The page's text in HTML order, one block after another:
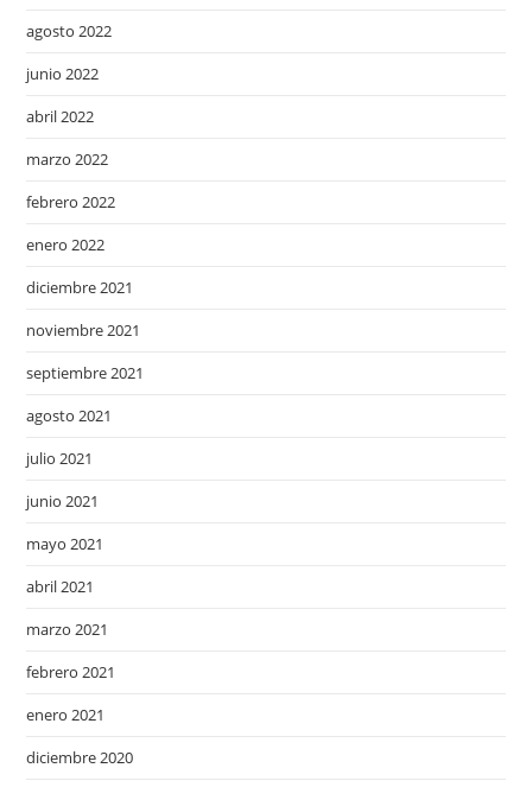
agosto 2022
junio 2022
abril 2022
marzo 2022
febrero 2022
enero 2022
diciembre 2021
noviembre 2021
septiembre 2021
agosto 2021
julio 2021
junio 2021
mayo 2021
abril 2021
marzo 2021
febrero 2021
enero 2021
diciembre 2020